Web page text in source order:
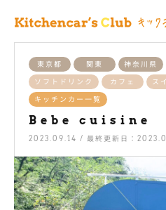
東京都 関東 神奈川県
ソフトドリンク カフェ ス
キッチンカー一覧
Bebe cuisine
2023.09.14 / 最終更新日：